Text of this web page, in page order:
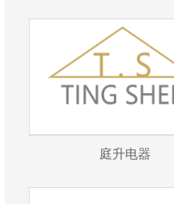
庭升电器